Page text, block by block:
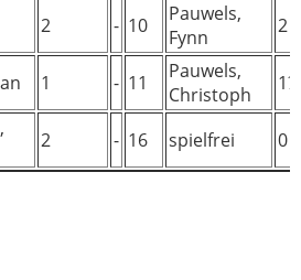
2 - 10
Pauwels,
Fynn
2
1 - 11
Pauwels,
Christoph
1½
2 - 16 spielfrei 0